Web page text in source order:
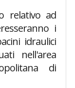
relativo ad
i
idraulici
nell'area
di